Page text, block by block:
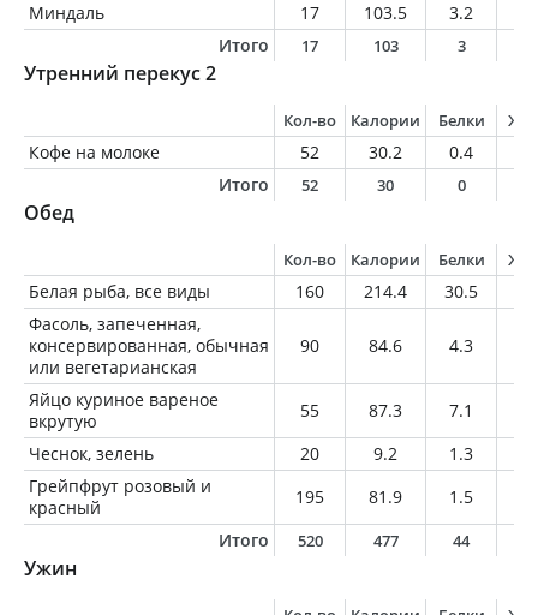
Миндаль 17 103.5 3.2
Итого
17 103 3
Утренний перекус 2
Кол-во Калории Белки
Кофе на молоке 52 30.2 0.4
Итого
52 30 0
Обед
Кол-во Калории Белки
Белая рыба, все виды 160 214.4 30.5
Фасоль, запеченная,
консервированная, обычная
или вегетарианская
90 84.6 4.3
Яйцо куриное вареное
вкрутую
55 87.3 7.1
Чеснок, зелень
20 9.2 1.3
Грейпфрут розовый и
красный
195 81.9 1.5
Итого
520 477 44
Ужин